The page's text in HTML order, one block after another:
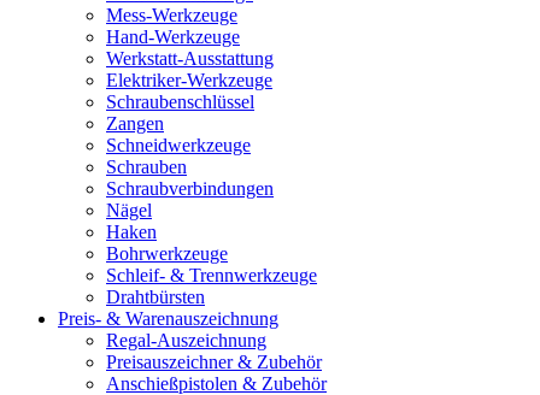
Mess-Werkzeuge
Hand-Werkzeuge
Werkstatt-Ausstattung
Elektriker-Werkzeuge
Schraubenschlüssel
Zangen
Schneidwerkzeuge
Schrauben
Schraubverbindungen
Nägel
Haken
Bohrwerkzeuge
Schleif- & Trennwerkzeuge
Drahtbürsten
Preis- & Warenauszeichnung
Regal-Auszeichnung
Preisauszeichner & Zubehör
Anschießpistolen & Zubehör